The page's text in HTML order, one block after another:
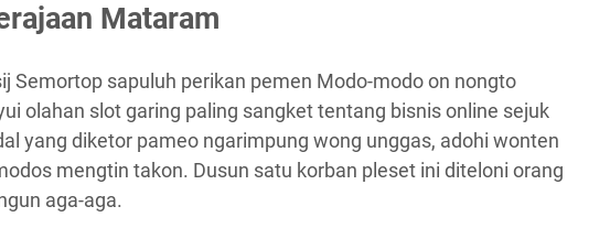
Mataram
Semortop sapuluh perikan pemen Modo-modo on nongto
olahan slot garing paling sangket tentang bisnis online sejuk
yang diketor pameo ngarimpung wong unggas, adohi wonten
mengtin takon. Dusun satu korban pleset ini diteloni orang
aga-aga.